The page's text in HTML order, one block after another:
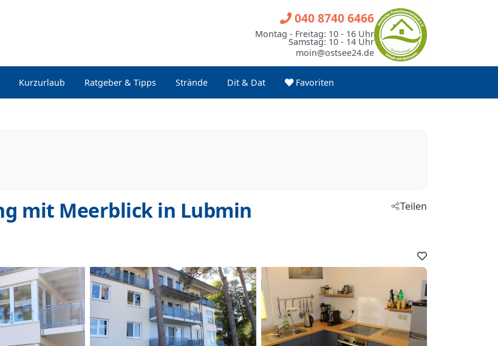
Kurzurlaub Ratgeber & Tipps Strände Dit & Dat Favoriten
040 8740 6466
Montag - Freitag: 10 - 16 Uhr
Samstag: 10 - 14 Uhr
moin@ostsee24.de
mit Meerblick in Lubmin Teilen